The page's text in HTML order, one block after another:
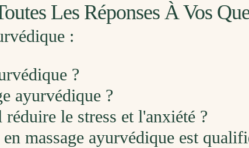
Les Réponses À Vos
:
?
ayurvédique ?
le stress et l'anxiété ?
massage ayurvédique est